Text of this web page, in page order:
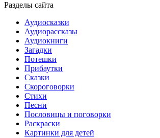
Разделы сайта
Аудиосказки
Аудиорассказы
Аудиокниги
Загадки
Потешки
Прибаутки
Сказки
Скороговорки
Стихи
Песни
Пословицы и поговорки
Раскраски
Картинки для детей